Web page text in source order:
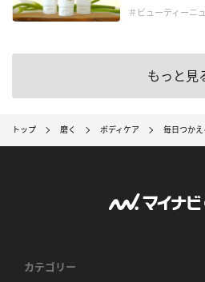
＃ビューティーニ
もっと見
トップ 磨く ボディケア 毎日つか
カテゴリー